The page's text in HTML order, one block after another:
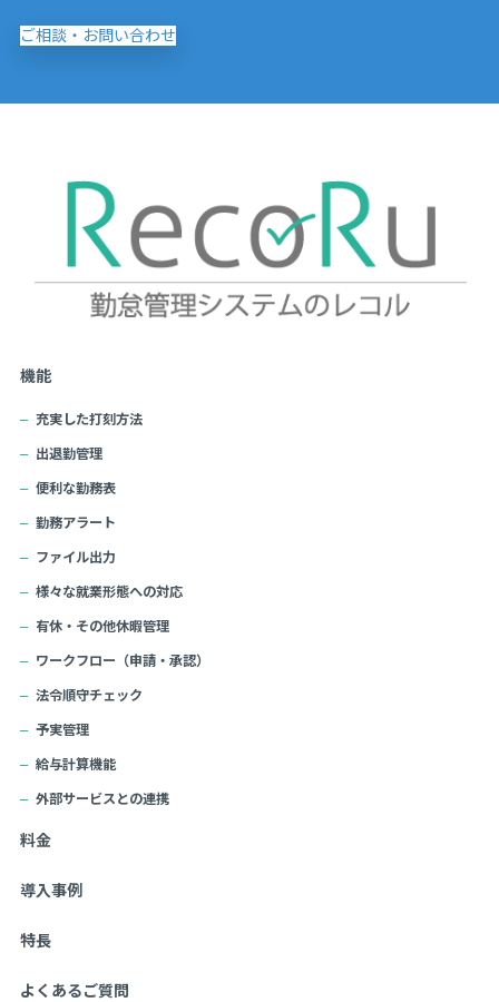
ご相談・お問い合わせ
機能
充実した打刻方法
出退勤管理
便利な勤務表
勤務アラート
ファイル出力
様々な就業形態への対応
有休・その他休暇管理
ワークフロー（申請・承認）
法令順守チェック
予実管理
給与計算機能
外部サービスとの連携
料金
導入事例
特長
よくあるご質問